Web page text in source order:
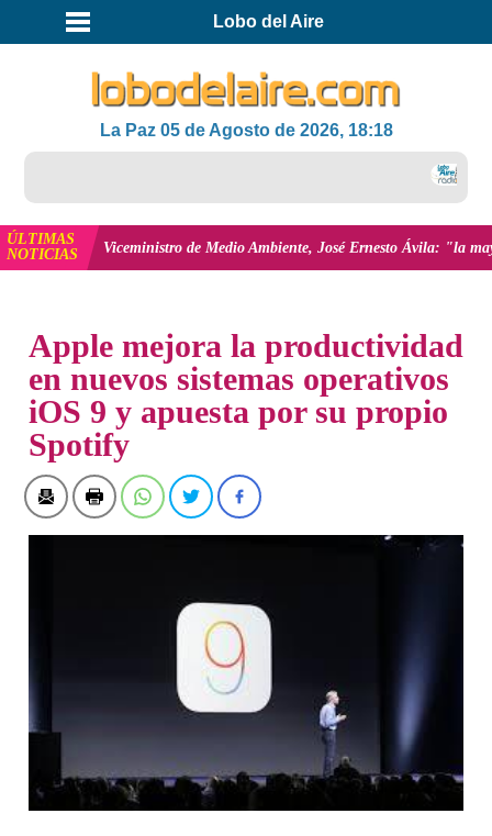
Lobo del Aire
La Paz 05 de Agosto de 2026, 18:18
ÚLTIMAS
NOTICIAS
Viceministro de Medio Ambiente, José Ernesto Ávila: "la mayoría de
Apple mejora la productividad
en nuevos sistemas operativos
iOS 9 y apuesta por su propio
Spotify